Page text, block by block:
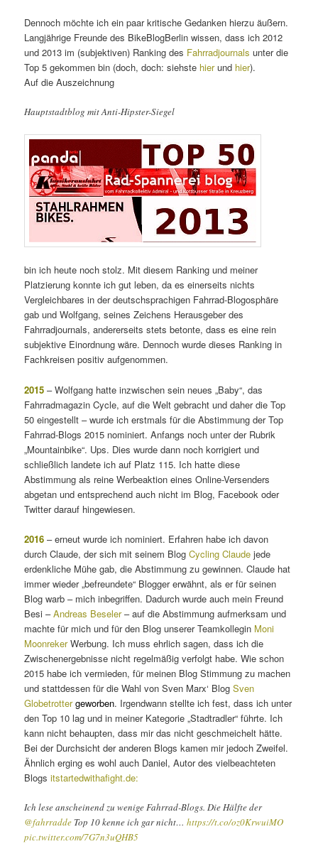
Dennoch möchte ich ein paar kritische Gedanken hierzu äußern.
Langjährige Freunde des BikeBlogBerlin wissen, dass ich 2012
und 2013 im (subjektiven) Ranking des Fahrradjournals unter die
Top 5 gekommen bin (doch, doch: siehste hierund hier).
Auf die Auszeichnung
Hauptstadtblog mit Anti-Hipster-Siegel
bin ich heute noch stolz. Mit diesem Ranking und meiner
Platzierung konnte ich gut leben, da es einerseits nichts
Vergleichbares in der deutschsprachigen Fahrrad-Blogosphäre
gab und Wolfgang, seines Zeichens Herausgeber des
Fahrradjournals, andererseits stets betonte, dass es eine rein
subjektive Einordnung wäre. Dennoch wurde dieses Ranking in
Fachkreisen positiv aufgenommen.
2015 – Wolfgang hatte inzwischen sein neues „Baby“, das
Fahrradmagazin Cycle, auf die Welt gebracht und daher die Top
50 eingestellt – wurde ich erstmals für die Abstimmung der Top
Fahrrad-Blogs 2015 nominiert. Anfangs noch unter der Rubrik
„Mountainbike“. Ups. Dies wurde dann noch korrigiert und
schließlich landete ich auf Platz 115. Ich hatte diese
Abstimmung als reine Werbeaktion eines Online-Versenders
abgetan und entsprechend auch nicht im Blog, Facebook oder
Twitter darauf hingewiesen.
2016 – erneut wurde ich nominiert. Erfahren habe ich davon
durch Claude, der sich mit seinem BlogCycling Claude jede
erdenkliche Mühe gab, die Abstimmung zu gewinnen. Claude hat
immer wieder „befreundete“ Blogger erwähnt, als er für seinen
Blog warb – mich inbegriffen. Dadurch wurde auch mein Freund
Besi –Andreas Beseler– auf die Abstimmung aufmerksam und
machte für mich und für den Blog unserer Teamkollegin Moni
MoonrekerWerbung. Ich muss ehrlich sagen, dass ich die
Zwischenergebnisse nicht regelmäßig verfolgt habe. Wie schon
2015 habe ich vermieden, für meinen Blog Stimmung zu machen
und stattdessen für die Wahl von Sven Marx‘ BlogSven
Globetrotter geworben. Irgendwann stellte ich fest, dass ich unter
den Top 10 lag und in meiner Kategorie „Stadtradler“ führte. Ich
kann nicht behaupten, dass mir das nicht geschmeichelt hätte.
Bei der Durchsicht der anderen Blogs kamen mir jedoch Zweifel.
Ähnlich erging es wohl auch Daniel, Autor des vielbeachteten
Blogsitstartedwithafight.de:
Ich lese anscheinend zu wenige Fahrrad-Blogs. Die Hälfte der
@fahrradde Top 10 kenne ich gar nicht…https://t.co/oz0KrwuiMO
pic.twitter.com/7G7n3uQHB5